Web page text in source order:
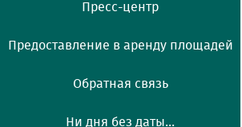
Пресс-центр
Предоставление в аренду площадей
Обратная связь
Ни дня без даты...